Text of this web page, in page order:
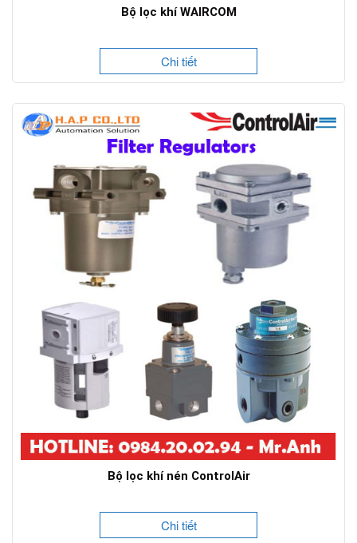
Bộ lọc khí WAIRCOM
Chi tiết
Bộ lọc khí nén ControlAir
Chi tiết